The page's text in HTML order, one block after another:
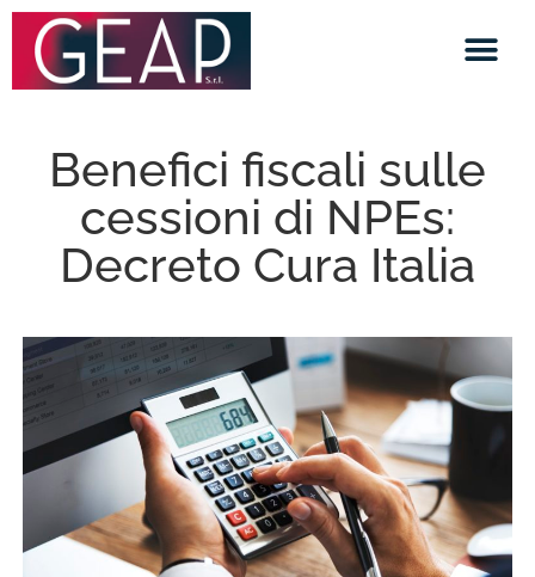
Benefici fiscali sulle
cessioni di NPEs:
Decreto Cura Italia